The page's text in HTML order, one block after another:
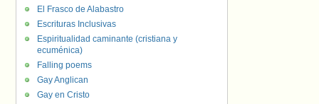
El Frasco de Alabastro
Escrituras Inclusivas
Espiritualidad caminante (cristiana y
ecuménica)
Falling poems
Gay Anglican
Gay en Cristo